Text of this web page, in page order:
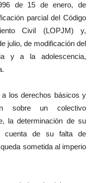
de 15 de enero, de
parcial del Código
Civil (LOPJM) y,
julio, de modificación del
y a la adolescencia,
los derechos básicos y
sobre un colectivo
la determinación de su
cuenta de su falta de
sometida al imperio